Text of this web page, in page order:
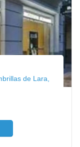
de Lara,